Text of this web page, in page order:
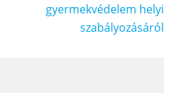
gyermekvédelem helyi
szabályozásáról